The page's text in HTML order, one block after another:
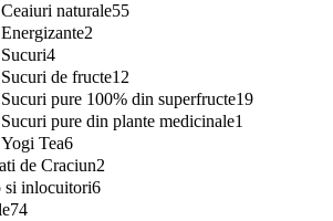
Ceaiuri naturale55
Energizante2
Sucuri4
Sucuri de fructe12
Sucuri pure 100% din superfructe19
Sucuri pure din plante medicinale1
Yogi Tea6
de Craciun2
si inlocuitori6
74